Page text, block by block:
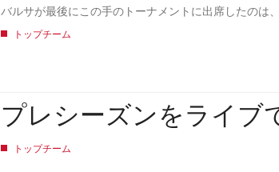
バルサが最後にこの手のトーナメントに出席したのは
トップチーム
プレシーズンをライブ
トップチーム